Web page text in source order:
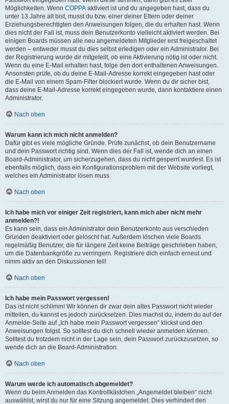
Möglichkeiten. Wenn COPPA aktiviert ist und du angegeben hast, dass du
unter 13 Jahre alt bist, musst du bzw. einer deiner Eltern oder deiner
Erziehungsberechtigten den Anweisungen folgen, die du erhalten hast. Wenn
dies nicht der Fall ist, muss dein Benutzerkonto vielleicht aktiviert werden. Bei
einigen Boards müssen alle neu angemeldeten Mitglieder erst freigeschaltet
werden – entweder musst du dies selbst erledigen oder ein Administrator. Bei
der Registrierung wurde dir mitgeteilt, ob eine Aktivierung nötig ist oder nicht.
Wenn du eine E-Mail erhalten hast, folge den dort enthaltenen Anweisungen.
Ansonsten prüfe, ob du deine E-Mail-Adresse korrekt eingegeben hast oder
die E-Mail von einem Spam-Filter blockiert wurde. Wenn du dir sicher bist,
dass deine E-Mail-Adresse korrekt eingegeben wurde, dann kontaktiere einen
Administrator.
Nach oben
Warum kann ich mich nicht anmelden?
Dafür gibt es viele mögliche Gründe. Prüfe zunächst, ob dein Benutzername
und dein Passwort richtig sind. Wenn dies der Fall ist, wende dich an einen
Board-Administrator, um sicherzugehen, dass du nicht gesperrt wurdest. Es ist
ebenfalls möglich, dass ein Konfigurationsproblem mit der Website vorliegt,
welches ein Administrator lösen muss.
Nach oben
Ich habe mich vor einiger Zeit registriert, kann mich aber nicht mehr
anmelden?!
Es kann sein, dass ein Administrator dein Benutzerkonto aus verschieden
Gründen deaktiviert oder gelöscht hat. Außerdem löschen viele Boards
regelmäßig Benutzer, die für längere Zeit keine Beiträge geschrieben haben,
um die Datenbankgröße zu verringern. Registriere dich einfach erneut und
nimm aktiv an den Diskussionen teil!
Nach oben
Ich habe mein Passwort vergessen!
Das ist nicht schlimm! Wir können dir zwar dein altes Passwort nicht wieder
mitteilen, du kannst es jedoch zurücksetzen. Dies machst du, indem du auf der
Anmelde-Seite auf „Ich habe mein Passwort vergessen“ klickst und den
Anweisungen folgst. So solltest du dich schnell wieder anmelden können.
Solltest du trotzdem nicht in der Lage sein, dein Passwort zurückzusetzen, so
wende dich an die Board-Administration.
Nach oben
Warum werde ich automatisch abgemeldet?
Wenn du beim Anmelden das Kontrollkästchen „Angemeldet bleiben“ nicht
auswählst, wirst du nur für eine Sitzung angemeldet. Dies verhindert den